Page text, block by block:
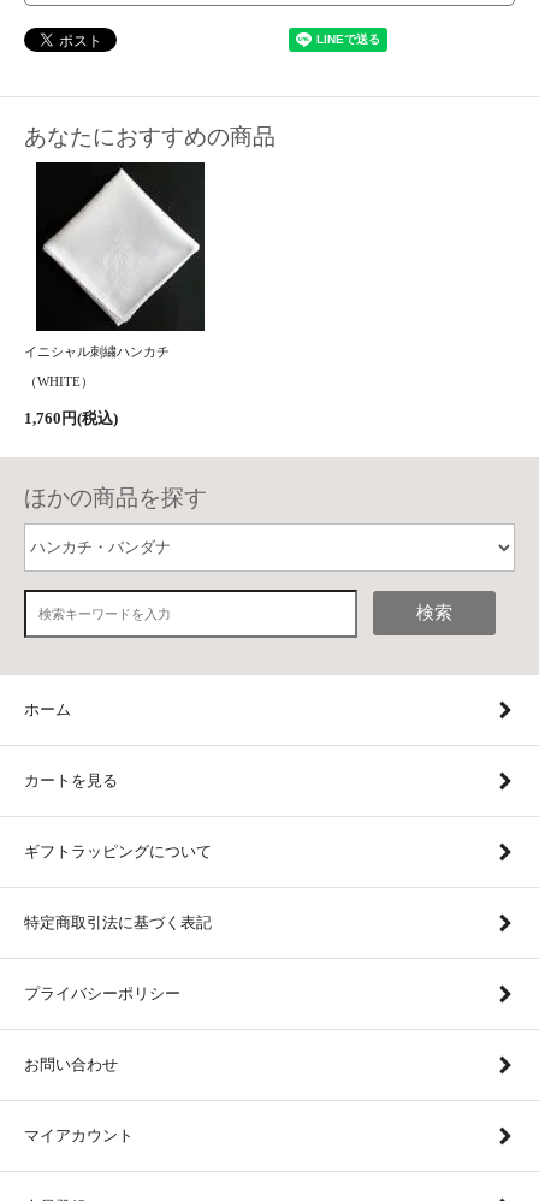
あなたにおすすめの商品
イニシャル刺繍ハンカチ
（WHITE）
1,760円(税込)
ほかの商品を探す
検索
ホーム
カートを見る
ギフトラッピングについて
特定商取引法に基づく表記
プライバシーポリシー
お問い合わせ
マイアカウント